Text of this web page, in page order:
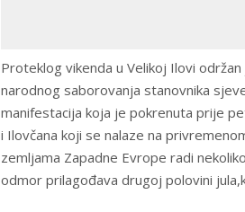
Proteklog vikenda u Velikoj Ilovi
narodnog saborovanja stanovnika
manifestacija koja je pokrenuta prije
i Ilovčana koji se nalaze na
zemljama Zapadne Evrope radi
odmor prilagođava drugoj polovini